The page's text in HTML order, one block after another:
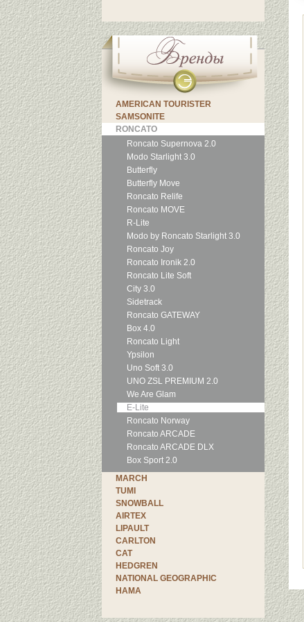
AMERICAN TOURISTER
SAMSONITE
RONCATO
Roncato Supernova 2.0
Modo Starlight 3.0
Butterfly
Butterfly Move
Roncato Relife
Roncato MOVE
R-Lite
Modo by Roncato Starlight 3.0
Roncato Joy
Roncato Ironik 2.0
Roncato Lite Soft
City 3.0
Sidetrack
Roncato GATEWAY
Box 4.0
Roncato Light
Ypsilon
Uno Soft 3.0
UNO ZSL PREMIUM 2.0
We Are Glam
E-Lite
Roncato Norway
Roncato ARCADE
Roncato ARCADE DLX
Box Sport 2.0
MARCH
TUMI
SNOWBALL
AIRTEX
LIPAULT
CARLTON
CAT
HEDGREN
NATIONAL GEOGRAPHIC
HAMA